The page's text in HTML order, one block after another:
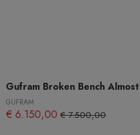
Gufram Broken Bench
GUFRAM
€ 6.150,00 € 7.500,00